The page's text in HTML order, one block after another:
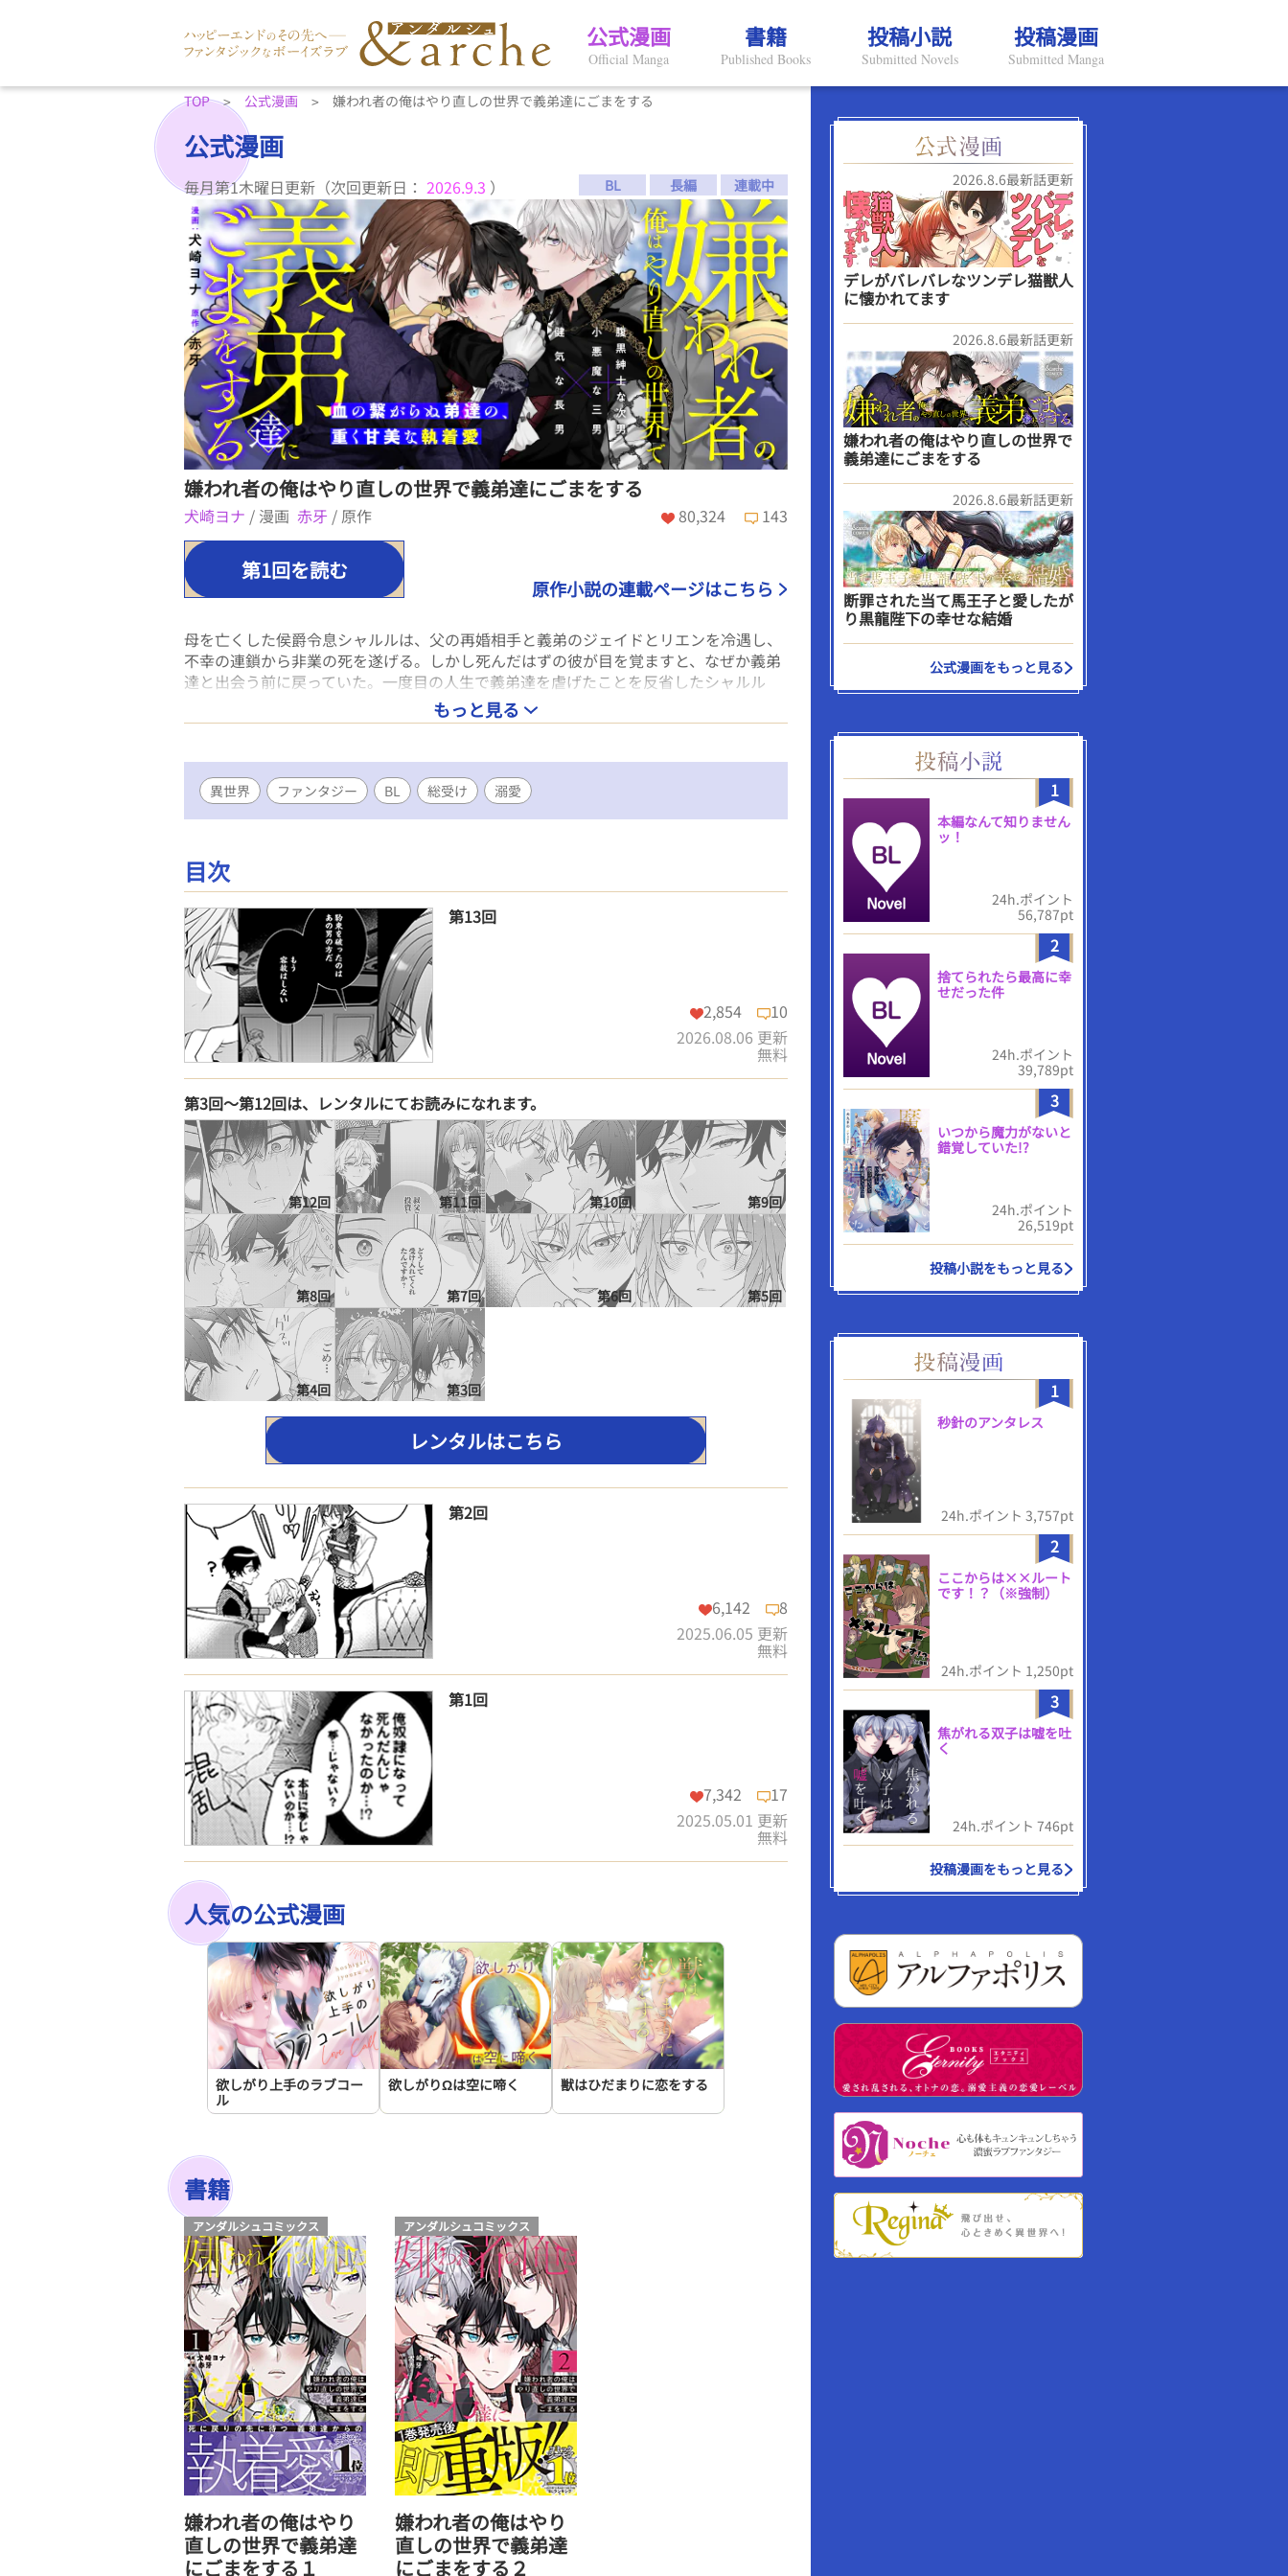
公式漫画
Official Manga
書籍
Published Books
投稿小説
Submitted Novels
投稿漫画
Submitted Manga
TOP 公式漫画 嫌われ者の俺はやり直しの世界で義弟達にごまをする
公式漫画
毎月第1木曜日更新 （次回更新日： 2026.9.3 ） BL 長編 連載中
嫌われ者の俺はやり直しの世界で義弟達にごまをする
犬崎ヨナ / 漫画 赤牙 / 原作 80,324 143
第1回を読む
原作小説の連載ページはこちら
母を亡くした侯爵令息シャルルは、父の再婚相手と義弟のジェイドとリエンを冷遇し、
不幸の連鎖から非業の死を遂げる。しかし死んだはずの彼が目を覚ますと、なぜか義弟
達と出会う前に戻っていた。一度目の人生で義弟達を虐げたことを反省したシャルル
は、二度目は悲惨な結末を迎えないため、優しい兄になると誓う。すると二人に溺愛さ
れるようになり――？
もっと見る
異世界 ファンタジー BL 総受け 溺愛
目次
この話を読む
コメントを見る
第13回
2,854
10
2026.08.06 更新
無料
第3回〜第12回は、レンタルにてお読みになれます。
第12回 第11回 第10回 第9回
第8回 第7回 第6回 第5回
第4回 第3回
レンタルはこちら
コメントを見る
第2回
6,142
8
2025.06.05 更新
無料
コメントを見る
第1回
7,342
17
2025.05.01 更新
無料
人気の公式漫画
欲しがり上手のラブコー
ル
欲しがりΩは空に啼く 獣はひだまりに恋をする
書籍
アンダルシュコミックス
嫌われ者の俺はやり
直しの世界で義弟達
にごまをする１
アンダルシュコミックス
嫌われ者の俺はやり
直しの世界で義弟達
にごまをする２
2026.8.6最新話更新
デレがバレバレなツンデレ猫獣人
に懐かれてます
2026.8.6最新話更新
嫌われ者の俺はやり直しの世界で
義弟達にごまをする
2026.8.6最新話更新
断罪された当て馬王子と愛したが
り黒龍陛下の幸せな結婚
公式漫画をもっと見る
1
本編なんて知りません
ッ！
24h.ポイント
56,787pt
2
捨てられたら最高に幸
せだった件
24h.ポイント
39,789pt
3
いつから魔力がないと
錯覚していた!?
24h.ポイント
26,519pt
投稿小説をもっと見る
1
秒針のアンタレス
24h.ポイント 3,757pt
2
ここからは××ルート
です！？（※強制）
24h.ポイント 1,250pt
3
焦がれる双子は嘘を吐
く
24h.ポイント 746pt
投稿漫画をもっと見る